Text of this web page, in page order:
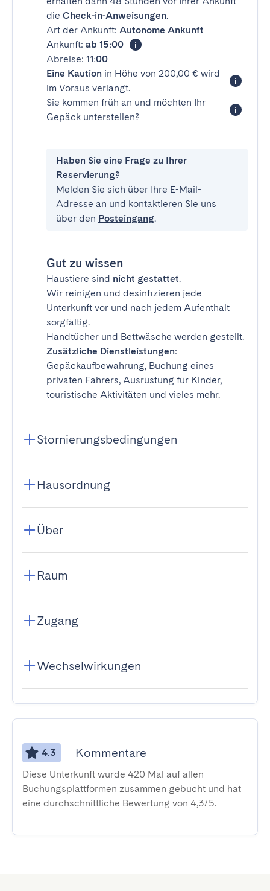
die Check-in-Anweisungen.
Art der Ankunft: Autonome Ankunft
Ankunft: ab 15:00
Abreise: 11:00
Eine Kaution in Höhe von 200,00 € wird
im Voraus verlangt.
Sie kommen früh an und möchten Ihr
Gepäck unterstellen?
Haben Sie eine Frage zu Ihrer
Reservierung?
Melden Sie sich über Ihre E-Mail-
Adresse an und kontaktieren Sie uns
über den Posteingang.
Gut zu wissen
Haustiere sind nicht gestattet.
Wir reinigen und desinfizieren jede
Unterkunft vor und nach jedem Aufenthalt
sorgfältig.
Handtücher und Bettwäsche werden gestellt.
Zusätzliche Dienstleistungen:
Gepäckaufbewahrung, Buchung eines
privaten Fahrers, Ausrüstung für Kinder,
touristische Aktivitäten und vieles mehr.
Stornierungsbedingungen
Hausordnung
Über
Raum
Zugang
Wechselwirkungen
4.3 Kommentare
Diese Unterkunft wurde 420 Mal auf allen
Buchungsplattformen zusammen gebucht und hat
eine durchschnittliche Bewertung von 4,3/5.